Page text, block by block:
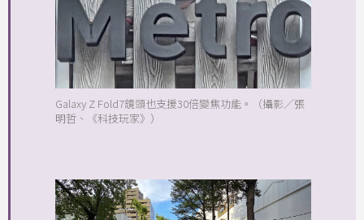
Galaxy Z Fold7鏡頭也支援30倍變焦功能。（攝影／張
明哲、《科技玩家》）